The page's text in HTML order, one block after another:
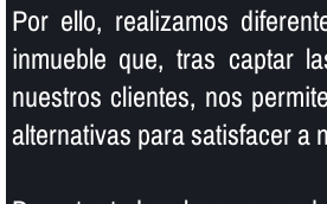
Por ello, realizamos
inmueble que, tras captar
nuestros clientes, nos
alternativas para satisfacer a